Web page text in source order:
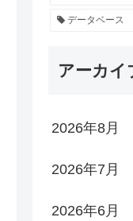
データベース
アーカイ
2026年8月
2026年7月
2026年6月